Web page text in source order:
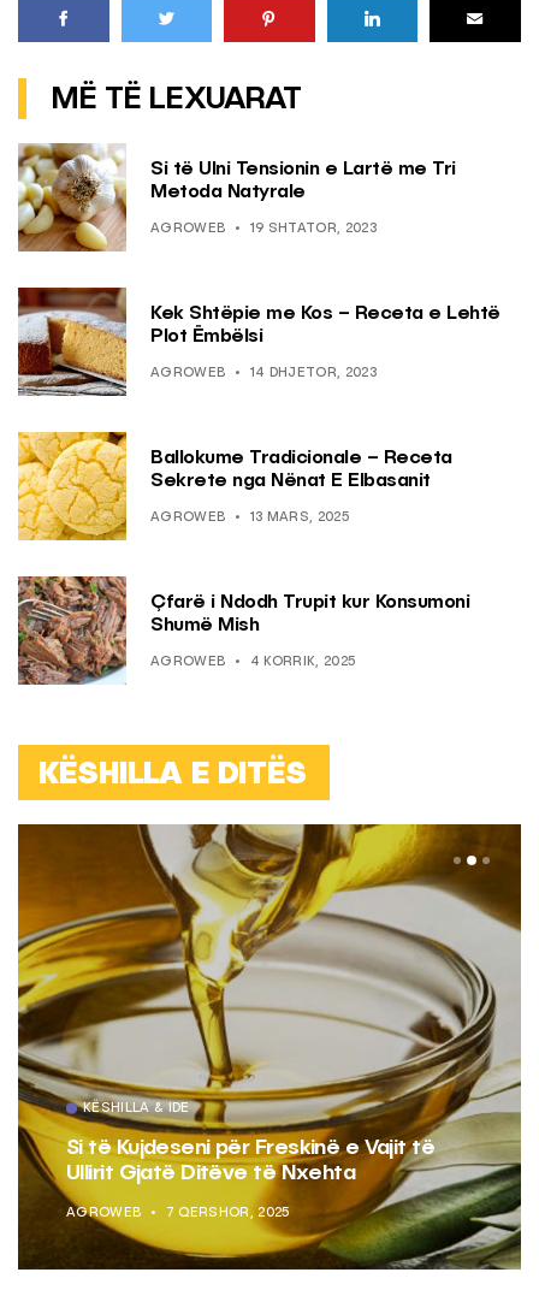
MË TË LEXUARAT
Si të Ulni Tensionin e Lartë me Tri
Metoda Natyrale
AGROWEB 19 SHTATOR, 2023
Kek Shtëpie me Kos – Receta e Lehtë
Plot Ëmbëlsi
AGROWEB 14 DHJETOR, 2023
Ballokume Tradicionale – Receta
Sekrete nga Nënat E Elbasanit
AGROWEB 13 MARS, 2025
Çfarë i Ndodh Trupit kur Konsumoni
Shumë Mish
AGROWEB 4 KORRIK, 2025
KËSHILLA E DITËS
KËSHILLA & IDE
Si të Kujdeseni për Freskinë e Vajit të
Ullirit Gjatë Ditëve të Nxehta
AGROWEB 7 QERSHOR, 2025